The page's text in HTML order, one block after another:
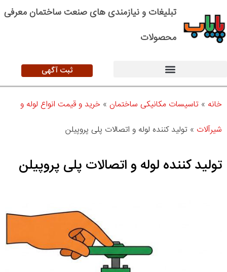
تبلیغات و نیازمندی های صنعت ساختمان معرفی
محصولات
ثبت آگهی
خانه » تاسیسات مکانیکی ساختمان » خرید و قیمت انواع لوله و
شیرآلات » تولید کننده لوله و اتصالات پلی پروپیلن
تولید کننده لوله و اتصالات پلی پروپیلن